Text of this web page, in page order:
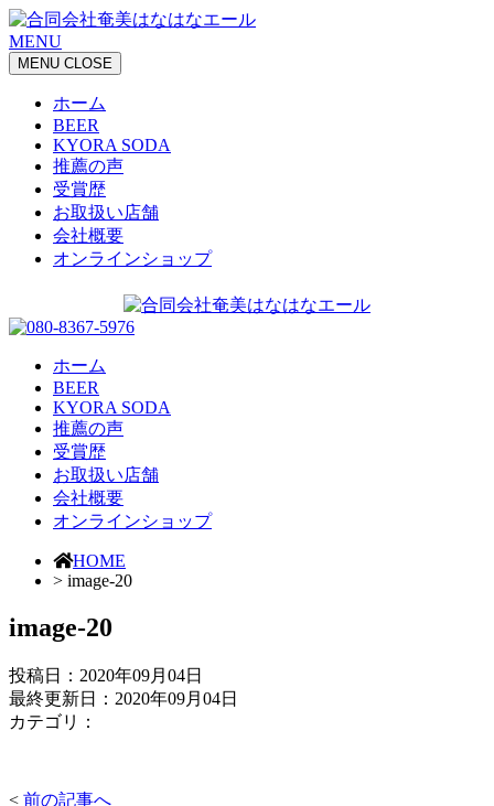
MENU
MENU CLOSE
ホーム
BEER
KYORA SODA
推薦の声
受賞歴
お取扱い店舗
会社概要
オンラインショップ
ホーム
BEER
KYORA SODA
推薦の声
受賞歴
お取扱い店舗
会社概要
オンラインショップ
HOME
> image-20
image-20
投稿日： 2020年09月04日
最終更新日：2020年09月04日
カテゴリ：
< 前の記事へ